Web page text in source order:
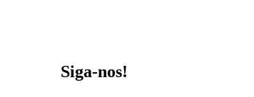
Siga-nos!